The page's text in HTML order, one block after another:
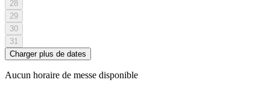
28
29
30
31
Charger plus de dates
Aucun horaire de messe disponible